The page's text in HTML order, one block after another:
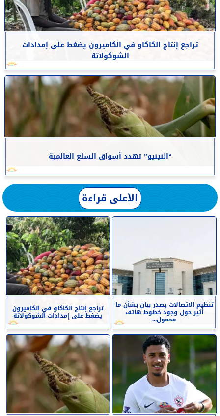
تراجع إنتاج الكاكاو في الكاميرون يضغط على إمدادات
الشوكولاتة
“النينيو” تهدد أسواق السلع العالمية
الأعلى قراءة
تنظيم الاتصالات يصدر بيان بشأن ما
أثير حول وجود خطوط هاتف
محمول...
تراجع إنتاج الكاكاو في الكاميرون
يضغط على إمدادات الشوكولاتة